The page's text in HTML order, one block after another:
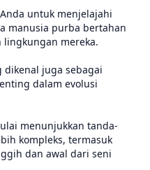
untuk menjelajahi
manusia purba bertahan
mereka.
dikenal juga sebagai
dalam evolusi
menunjukkan tanda-
kompleks, termasuk
dan awal dari seni